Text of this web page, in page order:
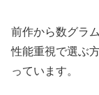
前作から数グラ
性能重視で選ぶ
っています。